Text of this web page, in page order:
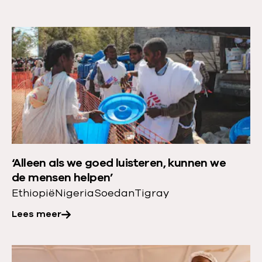
‘Alleen als we goed luisteren, kunnen we
de mensen helpen’
EthiopiëNigeriaSoedanTigray
Lees meer
L
e
e
s
m
e
e
o
v
e
r
‘
L